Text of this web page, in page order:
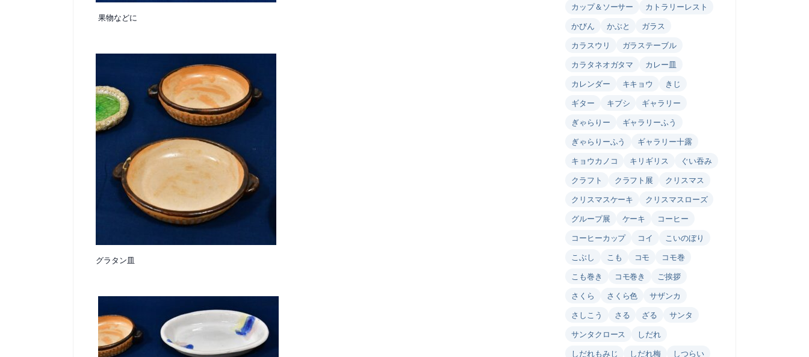
果物などに
グラタン皿
カップ＆ソーサー
カトラリーレスト
かびん
かぶと
ガラス
カラスウリ
ガラステーブル
カラタネオガタマ
カレー皿
カレンダー
キキョウ
きじ
ギター
キブシ
ギャラリー
ぎゃらりー
ギャラリーふう
ぎゃらりーふう
ギャラリー十露
キョウカノコ
キリギリス
ぐい吞み
クラフト
クラフト展
クリスマス
クリスマスケーキ
クリスマスローズ
グループ展
ケーキ
コーヒー
コーヒーカップ
コイ
こいのぼり
こぶし
こも コモ
コモ巻
こも巻き
コモ巻き
ご挨拶
さくら
さくら色
サザンカ
さしこう
さる ざる
サンタ
サンタクロース
しだれ
しだれもみじ
しだれ梅
しつらい